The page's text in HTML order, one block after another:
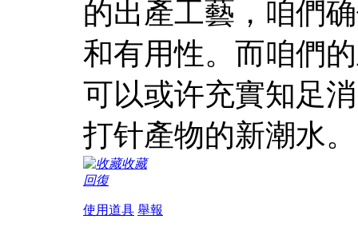
的出產工藝，咱們
和有用性。而咱們
可以或许充實知足
打针產物的新潮水。
收藏
回復
使用道具 舉報